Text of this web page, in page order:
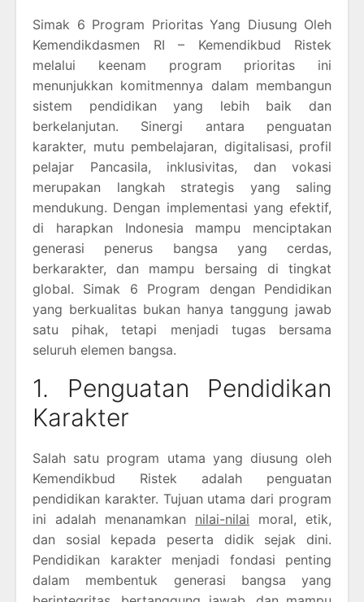
Simak 6 Program Prioritas Yang Diusung Oleh
Kemendikdasmen RI – Kemendikbud Ristek
melalui keenam program prioritas ini
menunjukkan komitmennya dalam membangun
sistem pendidikan yang lebih baik dan
berkelanjutan. Sinergi antara penguatan
karakter, mutu pembelajaran, digitalisasi, profil
pelajar Pancasila, inklusivitas, dan vokasi
merupakan langkah strategis yang saling
mendukung. Dengan implementasi yang efektif,
di harapkan Indonesia mampu menciptakan
generasi penerus bangsa yang cerdas,
berkarakter, dan mampu bersaing di tingkat
global. Simak 6 Program dengan Pendidikan
yang berkualitas bukan hanya tanggung jawab
satu pihak, tetapi menjadi tugas bersama
seluruh elemen bangsa.
1. Penguatan Pendidikan
Karakter
Salah satu program utama yang diusung oleh
Kemendikbud Ristek adalah penguatan
pendidikan karakter. Tujuan utama dari program
ini adalah menanamkan nilai-nilai moral, etik,
dan sosial kepada peserta didik sejak dini.
Pendidikan karakter menjadi fondasi penting
dalam membentuk generasi bangsa yang